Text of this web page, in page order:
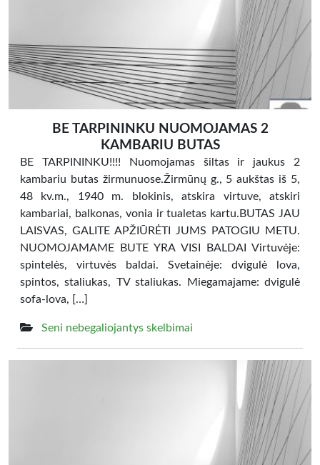
BE TARPININKU NUOMOJAMAS 2
KAMBARIU BUTAS
BE TARPININKU!!!! Nuomojamas šiltas ir jaukus 2
kambariu butas žirmunuose.Žirmūnų g., 5 aukštas iš 5,
48 kv.m., 1940 m. blokinis, atskira virtuve, atskiri
kambariai, balkonas, vonia ir tualetas kartu.BUTAS JAU
LAISVAS, GALITE APŽIŪRĖTI JUMS PATOGIU METU.
NUOMOJAMAME BUTE YRA VISI BALDAI Virtuvėje:
spintelės, virtuvės baldai. Svetainėje: dvigulė lova,
spintos, staliukas, TV staliukas. Miegamajame: dvigulė
sofa-lova, […]
Seni nebegaliojantys skelbimai